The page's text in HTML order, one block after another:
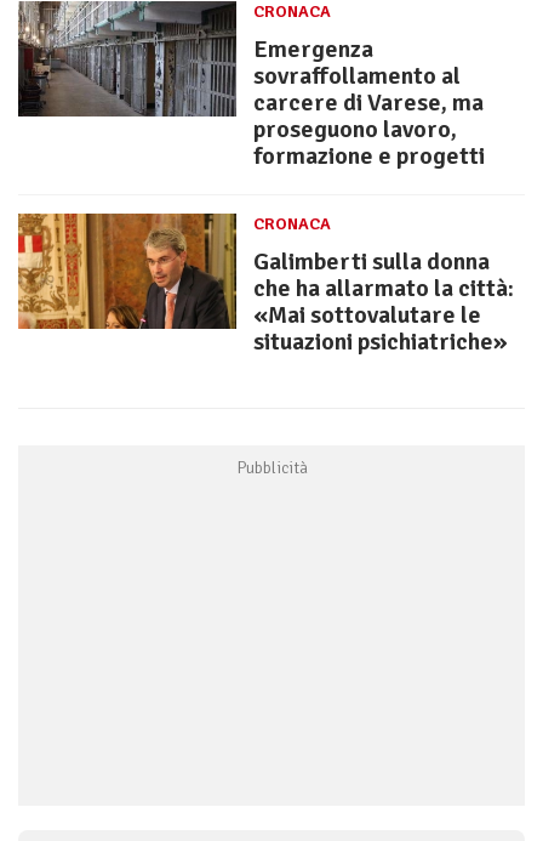
CRONACA
Emergenza
sovraffollamento al
carcere di Varese, ma
proseguono lavoro,
formazione e progetti
CRONACA
Galimberti sulla donna
che ha allarmato la città:
«Mai sottovalutare le
situazioni psichiatriche»